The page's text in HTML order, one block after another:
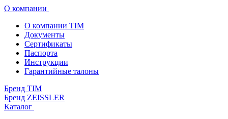
О компании
О компании TIM
Документы
Сертификаты
Паспорта
Инструкции
Гарантийные талоны
Бренд TIM
Бренд ZEISSLER
Каталог